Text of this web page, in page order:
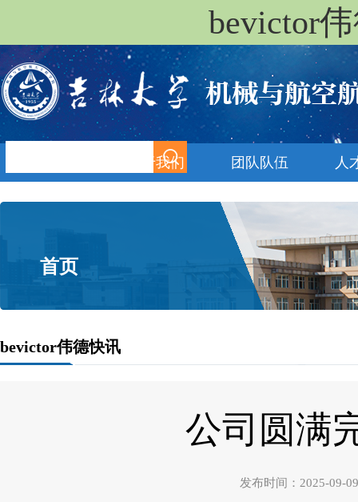
bevictor
关于我们 团队队伍 人
首页
bevictor伟德快讯
公司圆满
发布时间：2025-